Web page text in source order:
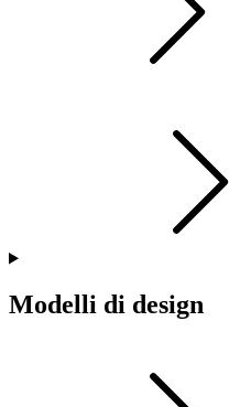
Modelli di design